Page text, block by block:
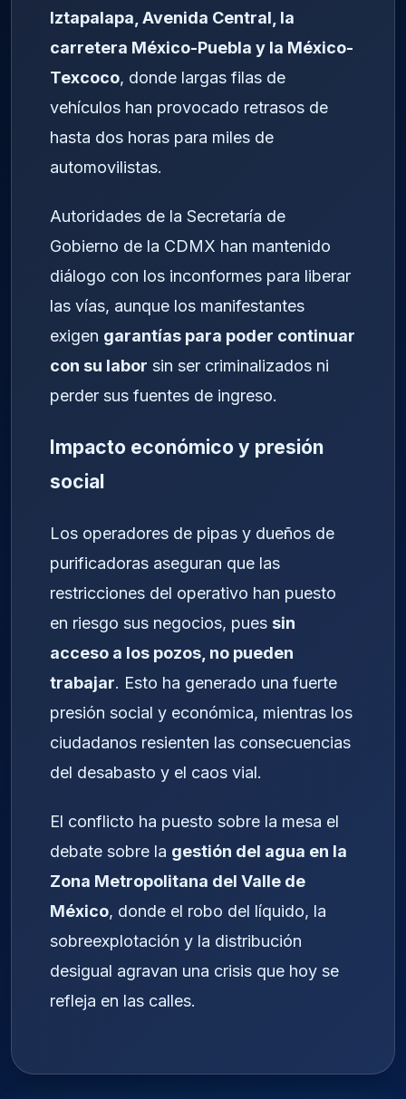
Iztapalapa, Avenida Central, la
carretera México-Puebla y la México-
Texcoco, donde largas filas de
vehículos han provocado retrasos de
hasta dos horas para miles de
automovilistas.
Autoridades de la Secretaría de
Gobierno de la CDMX han mantenido
diálogo con los inconformes para liberar
las vías, aunque los manifestantes
exigen garantías para poder continuar
con su labor sin ser criminalizados ni
perder sus fuentes de ingreso.
Impacto económico y presión
social
Los operadores de pipas y dueños de
purificadoras aseguran que las
restricciones del operativo han puesto
en riesgo sus negocios, pues sin
acceso a los pozos, no pueden
trabajar. Esto ha generado una fuerte
presión social y económica, mientras los
ciudadanos resienten las consecuencias
del desabasto y el caos vial.
El conflicto ha puesto sobre la mesa el
debate sobre la gestión del agua en la
Zona Metropolitana del Valle de
México, donde el robo del líquido, la
sobreexplotación y la distribución
desigual agravan una crisis que hoy se
refleja en las calles.